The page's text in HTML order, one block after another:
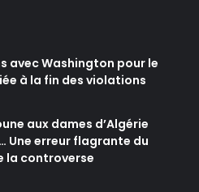
avec Washington pour le
à la fin des violations
aux dames d’Algérie
Une erreur flagrante du
la controverse